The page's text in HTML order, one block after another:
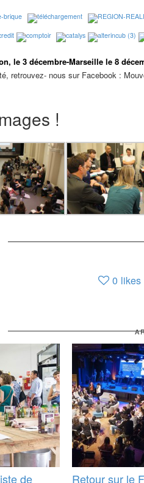
le 3 décembre-Marseille le 8
retrouvez- nous sur Facebook :
!
0 likes
de Retour sur le